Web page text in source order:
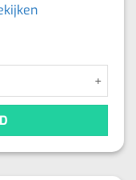
4, 5, 6, 7